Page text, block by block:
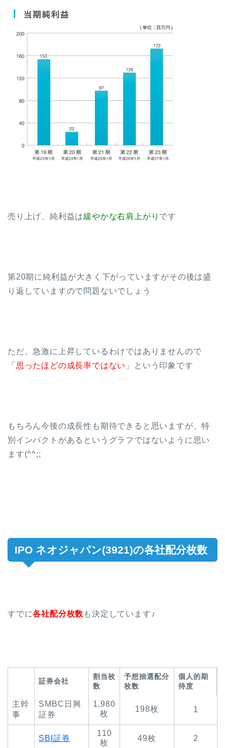
売り上げ、純利益は緩やかな右肩上がり です
第20期に純利益が大きく下がっていますがその後は盛
り返していますので問題ないでしょう
ただ、急激に上昇しているわけではありませんので
「 思ったほどの成長率ではない 」という印象です
もちろん今後の成長性も期待できると思いますが、特
別インパクトがあるというグラフではないように思い
ます(^^;;
IPO ネオジャパン(3921)の各社配分枚数
すでに各社配分枚数 も決定しています♪
証券会社
割当枚
数
予想抽選配分
枚数
個人的期
待度
主幹
事
SMBC日興
証券
1,980
枚
198枚 1
SBI証券
110
枚
49枚 2